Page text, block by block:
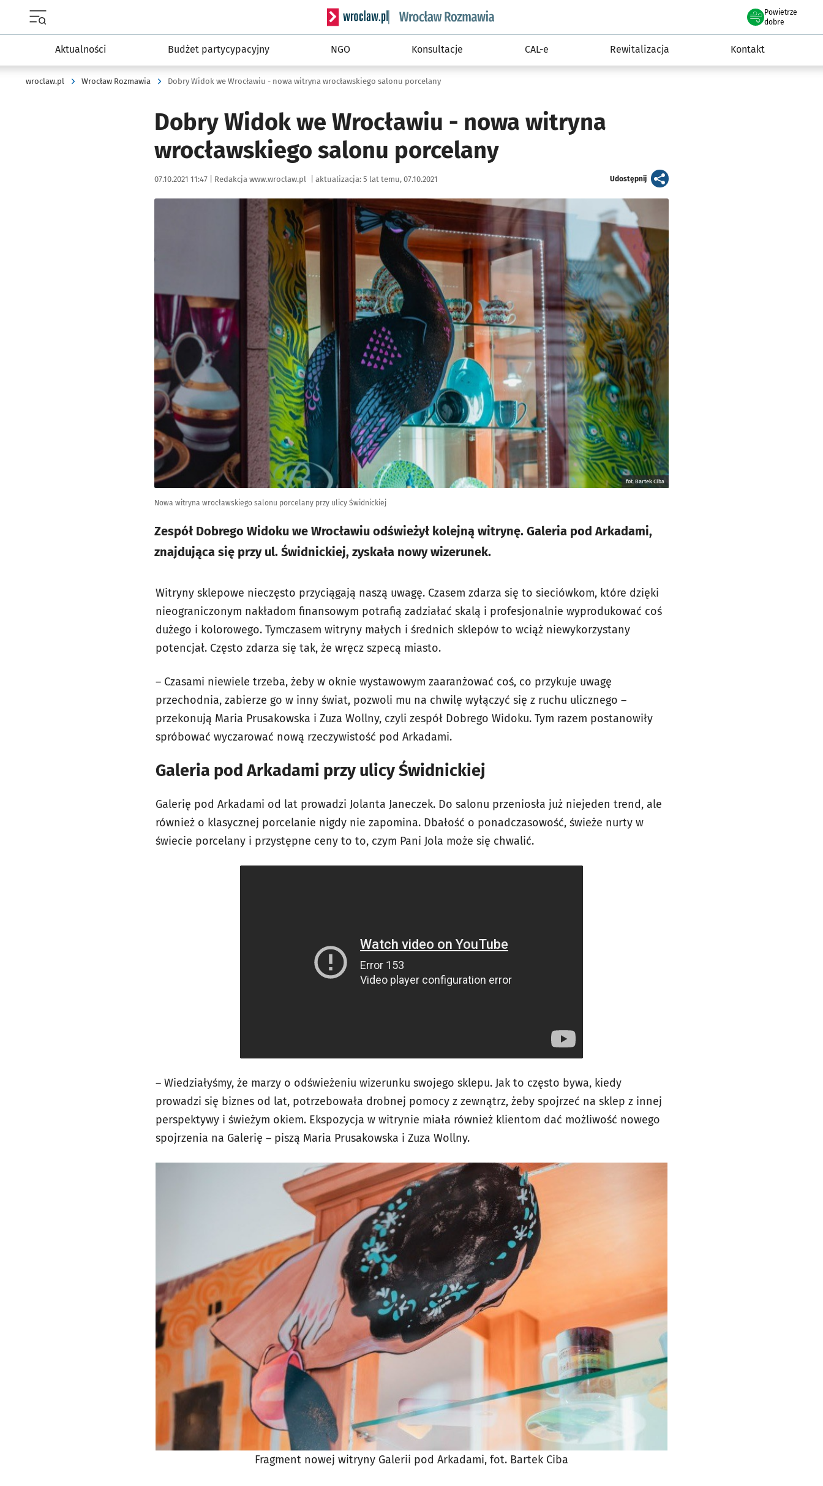
Serwis informacyjny wroclaw.pl podserwis: Rozmawia
Powietrze
we Wrocławiu
dobre
Aktualności Budżet partycypacyjny NGO Konsultacje CAL-e Rewitalizacja Kontakt
wroclaw.pl Wrocław Rozmawia Dobry Widok we Wrocławiu - nowa witryna wrocławskiego salonu porcelany
Dobry Widok we Wrocławiu - nowa witryna
wrocławskiego salonu porcelany
Data publikacji:
07.10.2021 11:47 | Autor:
Redakcja www.wroclaw.pl aktualizacja: 5 lat temu, 07.10.2021 Udostępnijartykuł
fot. Bartek Ciba
Nowa witryna wrocławskiego salonu porcelany przy ulicy Świdnickiej
Zespół Dobrego Widoku we Wrocławiu odświeżył kolejną witrynę. Galeria pod Arkadami,
znajdująca się przy ul. Świdnickiej, zyskała nowy wizerunek.
Witryny sklepowe nieczęsto przyciągają naszą uwagę. Czasem zdarza się to sieciówkom, które dzięki
nieograniczonym nakładom finansowym potrafią zadziałać skalą i profesjonalnie wyprodukować coś
dużego i kolorowego. Tymczasem witryny małych i średnich sklepów to wciąż niewykorzystany
potencjał. Często zdarza się tak, że wręcz szpecą miasto.
– Czasami niewiele trzeba, żeby w oknie wystawowym zaaranżować coś, co przykuje uwagę
przechodnia, zabierze go w inny świat, pozwoli mu na chwilę wyłączyć się z ruchu ulicznego –
przekonują Maria Prusakowska i Zuza Wollny, czyli zespół Dobrego Widoku. Tym razem postanowiły
spróbować wyczarować nową rzeczywistość pod Arkadami.
Galeria pod Arkadami przy ulicy Świdnickiej
Galerię pod Arkadami od lat prowadzi Jolanta Janeczek. Do salonu przeniosła już niejeden trend, ale
również o klasycznej porcelanie nigdy nie zapomina. Dbałość o ponadczasowość, świeże nurty w
świecie porcelany i przystępne ceny to to, czym Pani Jola może się chwalić.
– Wiedziałyśmy, że marzy o odświeżeniu wizerunku swojego sklepu. Jak to często bywa, kiedy
prowadzi się biznes od lat, potrzebowała drobnej pomocy z zewnątrz, żeby spojrzeć na sklep z innej
perspektywy i świeżym okiem. Ekspozycja w witrynie miała również klientom dać możliwość nowego
spojrzenia na Galerię – piszą Maria Prusakowska i Zuza Wollny.
Fragment nowej witryny Galerii pod Arkadami, fot. Bartek Ciba